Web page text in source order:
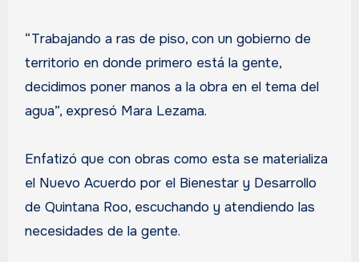
“Trabajando a ras de piso, con un gobierno de
territorio en donde primero está la gente,
decidimos poner manos a la obra en el tema del
agua”, expresó Mara Lezama.
Enfatizó que con obras como esta se materializa
el Nuevo Acuerdo por el Bienestar y Desarrollo
de Quintana Roo, escuchando y atendiendo las
necesidades de la gente.